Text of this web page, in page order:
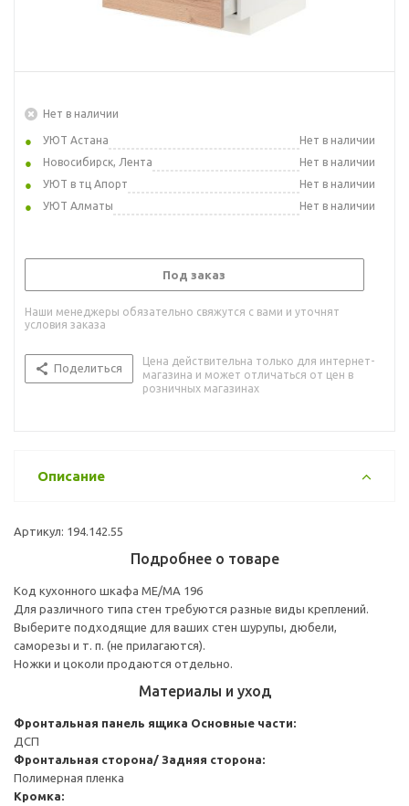
Нет в наличии
УЮТ Астана
Нет в наличии
Новосибирск, Лента
Нет в наличии
УЮТ в тц Апорт
Нет в наличии
УЮТ Алматы
Нет в наличии
Под заказ
Наши менеджеры обязательно свяжутся с вами и уточнят
условия заказа
Поделиться
Цена действительна только для интернет-
магазина и может отличаться от цен в
розничных магазинах
Описание
Артикул: 194.142.55
Подробнее о товаре
Код кухонного шкафа ME/MA 196
Для различного типа стен требуются разные виды креплений.
Выберите подходящие для ваших стен шурупы, дюбели,
саморезы и т. п. (не прилагаются).
Ножки и цоколи продаются отдельно.
Материалы и уход
Фронтальная панель ящика Основные части:
ДСП
Фронтальная сторона/ Задняя сторона:
Полимерная пленка
Кромка: